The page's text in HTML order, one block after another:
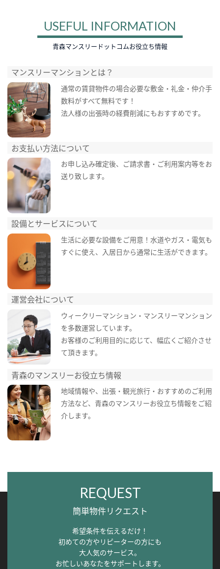
USEFUL INFORMATION
青森マンスリードットコムお役立ち情報
マンスリーマンションとは？
通常の賃貸物件の場合必要な敷金・礼金・仲介手
数料がすべて無料です！
法人様の出張時の経費削減にもおすすめです。
お支払い方法について
お申し込み確定後、ご請求書・ご利用案内等をお
送り致します。
設備とサービスについて
生活に必要な設備をご用意！水道やガス・電気も
すぐに使え、入居日から通常に生活ができます。
運営会社について
ウィークリーマンション・マンスリーマンション
を多数運営しています。
お客様のご利用目的に応じて、幅広くご紹介させ
て頂きます。
青森のマンスリーお役立ち情報
地域情報や、出張・観光旅行・おすすめのご利用
方法など、青森のマンスリーお役立ち情報をご紹
介します。
REQUEST
簡単物件リクエスト
希望条件を伝えるだけ！
初めての方やリピーターの方にも
大人気のサービス。
お忙しいあなたをサポートします。